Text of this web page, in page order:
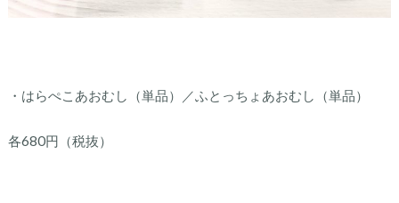
・はらぺこあおむし（単品）／ふとっちょあおむし（単品）
各680円（税抜）